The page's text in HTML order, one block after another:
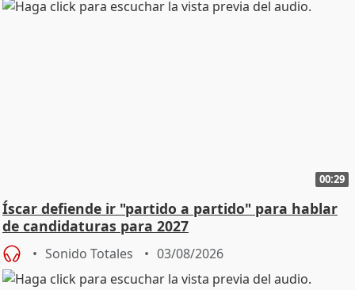
00:29
Íscar defiende ir "partido a partido" para hablar
de candidaturas para 2027
Sonido Totales 03/08/2026